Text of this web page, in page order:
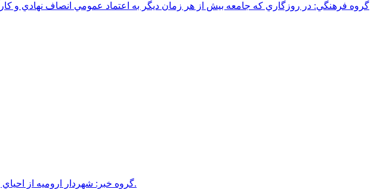
گروه فرهنگي: در روزگاري که جامعه بيش از هر زمان ديگر به اعتماد عمومي انصاف نهادي و
گروه خبر: شهردار اروميه از احياي بافت تاريخي شهر اروميه با عنوان مسيري از تاريخ تا طبيعت از محدوده ميدان امام(ه) تا شهرچايي شهر خبر داد.